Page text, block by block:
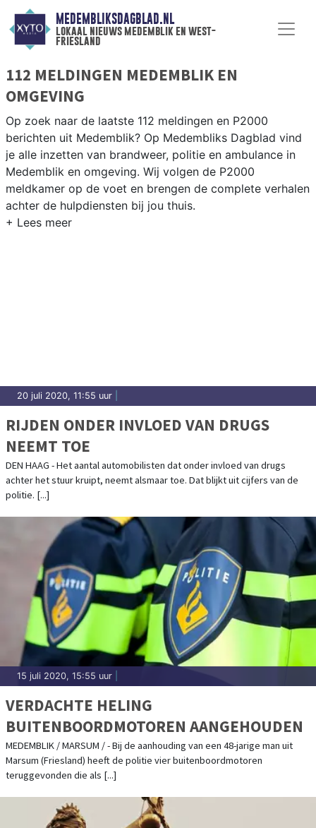
MEDEMBLIKSDAGBLAD.NL
lokaal nieuws medemblik en west-
friesland
112 MELDINGEN MEDEMBLIK EN
OMGEVING
Op zoek naar de laatste 112 meldingen en P2000
berichten uit Medemblik? Op Medembliks Dagblad vind
je alle inzetten van brandweer, politie en ambulance in
Medemblik en omgeving. Wij volgen de P2000
meldkamer op de voet en brengen de complete verhalen
achter de hulpdiensten bij jou thuis.
20 juli 2020, 11:55 uur
RIJDEN ONDER INVLOED VAN DRUGS
NEEMT TOE
DEN HAAG - Het aantal automobilisten dat onder invloed van drugs
achter het stuur kruipt, neemt alsmaar toe. Dat blijkt uit cijfers van de
politie. [...]
15 juli 2020, 15:55 uur
VERDACHTE HELING
BUITENBOORDMOTOREN AANGEHOUDEN
MEDEMBLIK / MARSUM / - Bij de aanhouding van een 48-jarige man uit
Marsum (Friesland) heeft de politie vier buitenboordmotoren
teruggevonden die als [...]